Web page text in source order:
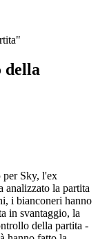
della
per Sky, l'ex
analizzato la partita
i bianconeri hanno
in svantaggio, la
della partita -